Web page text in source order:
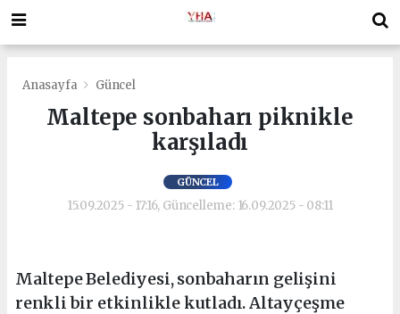
Anasayfa Güncel
Maltepe sonbaharı piknikle
karşıladı
GÜNCEL
15.09.2025 - 17:16, Güncelleme: 16.09.2025 - 08:11
Maltepe Belediyesi, sonbaharın gelişini
renkli bir etkinlikle kutladı. Altayçeşme